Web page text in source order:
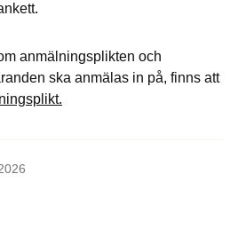
anmälningsplikten och
ska anmälas in på, finns att